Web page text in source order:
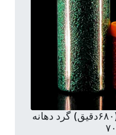
جار ۷۰۰ سی سی(۶۸۰دقیق) گرد دهانه
۷۰